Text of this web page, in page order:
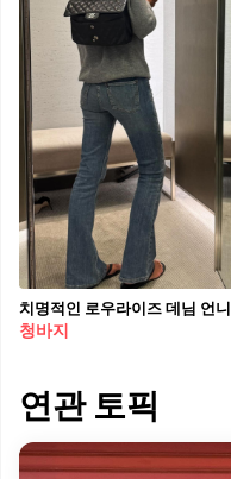
청바지
연관 토픽